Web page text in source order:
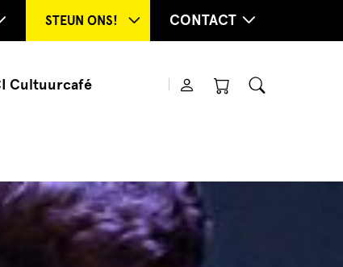
STEUN ONS! CONTACT
Cultuurcafé